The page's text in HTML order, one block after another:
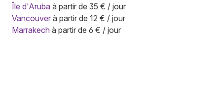
Île d'Aruba à partir de 35 € / jour
Vancouver à partir de 12 € / jour
Marrakech à partir de 6 € / jour